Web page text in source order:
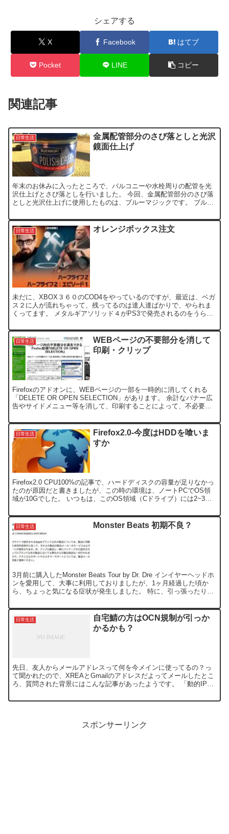
シェアする
X Facebook はてブ
Pocket LINE コピー
関連記事
日常生活
金属配管部分のさび落としと光沢
鏡面仕上げ
年末のお休みに入ったところで、バルコニーや水栓周りの配管を光
沢仕上げとさび落としを行いました。 今回、金属配管部分のさび落
としと光沢仕上げに使用したものは、ブルーマジックです。 ブルー
日常生活 オレンジボックス注文
未だに、XBOX３６０のCOD4をやっているのですが、最近は、ベガ
ス２に人が流れちゃって、残ってるのは達人達ばかりで、やられま
くってます。 メタルギアソリッド４がPS3で発売されるのをうらや
日常生活
WEBページの不要部分を消して
印刷・クリップ
Firefoxのアドオンに、WEBページの一部を一時的に消してくれる
「DELETE OR OPEN SELECTION」があります。 余計なバナー広
告やサイドメニュー等を消して、印刷することによって、不必要な
日常生活
Firefox2.0-今度はHDDを喰いま
すか
Firefox2.0 CPU100%の記事で、ハードディスクの容量が足りなかっ
たのが原因だと書きましたが、この時の環境は、ノートPCでOS領
域が10Gでした。 いつもは、このOS領域（Cドライブ）には2~3G
日常生活 Monster Beats 初期不良？
3月前に購入したMonster Beats Tour by Dr. Dre インイヤーヘッドホ
ンを愛用して、大事に利用しておりましたが、1ヶ月経過した頃か
ら、ちょっと気になる症状が発生しました。 特に、引っ張ったり、
日常生活
自宅鯖の方はOCN規制が引っか
かるかも？
先日、友人からメールアドレスって何を今メインに使ってるの？っ
て聞かれたので、XREAとGmailのアドレスだよってメールしたとこ
ろ、質問された背景にはこんな記事があったようです。 「動的IPア
スポンサーリンク